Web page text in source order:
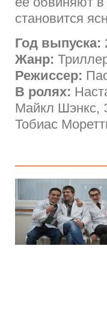
становится
Год выпуска:
Жанр:
Режиссер:
В ролях:
Майкл Шэнкс,
Тобиас